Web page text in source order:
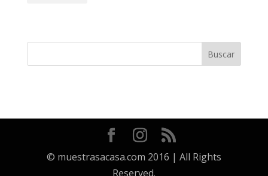
© muestrasacasa.com 2016 | All Rights
Reserved.